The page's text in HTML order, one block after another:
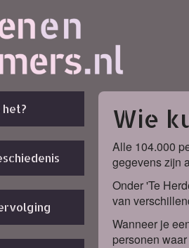
Wie
Alle 104.000
gegevens zijn
Onder 'Te
van
Wanneer je
personen waar